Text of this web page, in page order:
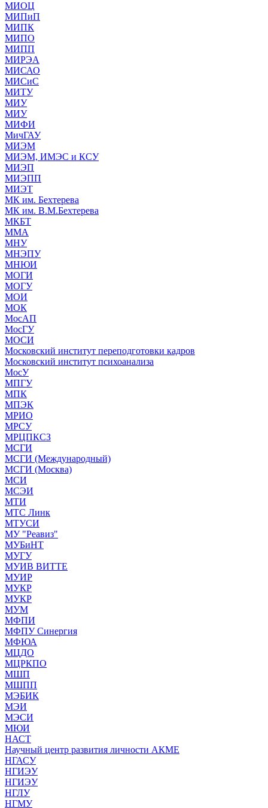
МИОЦ
МИПиП
МИПК
МИПО
МИПП
МИРЭА
МИСАО
МИСиС
МИТУ
МИУ
МИУ
МИФИ
МичГАУ
МИЭМ
МИЭМ, ИМЭС и КСУ
МИЭП
МИЭПП
МИЭТ
МК им. Бехтерева
МК им. В.М.Бехтерева
МКБТ
ММА
МНУ
МНЭПУ
МНЮИ
МОГИ
МОГУ
МОИ
МОК
МосАП
МосГУ
МОСИ
Московский институт переподготовки кадров
Московский институт психоанализа
МосУ
МПГУ
МПК
МПЭК
МРИО
МРСУ
МРЦПКСЗ
МСГИ
МСГИ (Международный)
МСГИ (Москва)
МСИ
МСЭИ
МТИ
МТС Линк
МТУСИ
МУ "Реавиз"
МУБиНТ
МУГУ
МУИВ ВИТТЕ
МУИР
МУКР
МУКР
МУМ
МФПИ
МФПУ Синергия
МФЮА
МЦДО
МЦРКПО
МШП
МШПП
МЭБИК
МЭИ
МЭСИ
МЮИ
НАСТ
Научный центр развития личности АКМЕ
НГАСУ
НГИЭУ
НГИЭУ
НГЛУ
НГМУ